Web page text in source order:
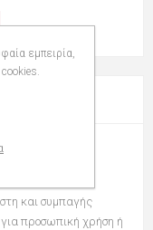
GBC
και συμπαγής
για προσωπική χρήση ή
εμπειρία,